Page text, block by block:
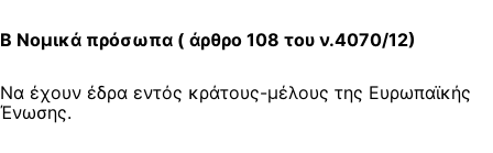
Β Νομικά πρόσωπα ( άρθρο 108 του ν.4070/12)
Να έχουν έδρα εντός κράτους-μέλους της Ευρωπαϊκής
Ένωσης.